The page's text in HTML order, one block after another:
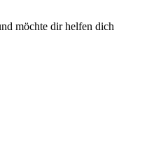
möchte dir helfen dich